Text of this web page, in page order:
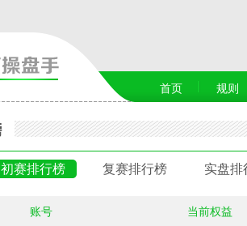
首页 规则
初赛排行榜 复赛排行榜 实盘排
账号 当前权益